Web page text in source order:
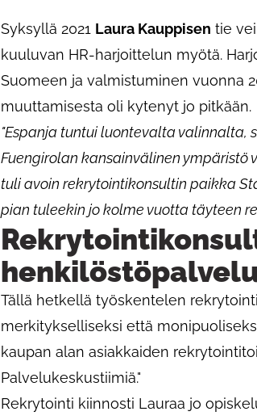
Syksyllä 2021 Laura Kauppisen tie
kuuluvan HR-harjoittelun myötä.
Suomeen ja valmistuminen vuonna
muuttamisesta oli kytenyt jo pitkään.
"Espanja tuntui luontevalta valinnalta,
Fuengirolan kansainvälinen ympäristö
tuli avoin rekrytointikonsultin paikka
pian tuleekin jo kolme vuotta täyteen
Tällä hetkellä työskentelen
merkitykselliseksi että
kaupan alan asiakkaiden
Palvelukeskustiimiä."
Rekrytointi kiinnosti Lauraa jo